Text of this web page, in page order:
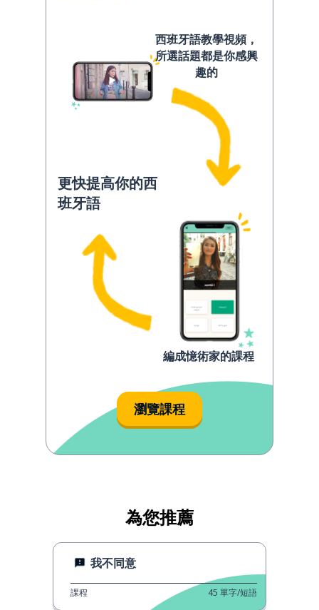
西班牙語教學視頻，
所選話題都是你感興
趣的
更快提高你的西
班牙語
編成憶術家的課程
瀏覽課程
為您推薦
我不同意
課程 45 單字/短語